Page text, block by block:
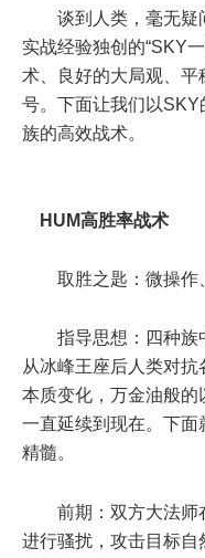
谈到人类，毫无疑
实战经验独创的“SKY
术、良好的大局观、
号。下面让我们以
族的高效战术。
HUM高胜率战术
取胜之匙：微操作
指导思想：四种族
从冰峰王座后人类对
本质变化，万金油般的
一直延续到现在。下
精髓。
前期：双方大法师
进行骚扰，攻击目标